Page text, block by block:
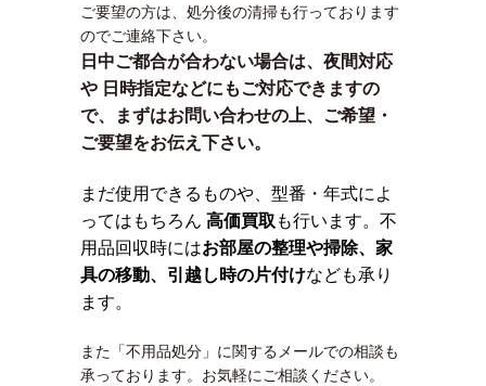
ご要望の方は、処分後の清掃も行っております
のでご連絡下さい。
日中ご都合が合わない場合は、夜間対応
や 日時指定などにもご対応できますの
で、まずはお問い合わせの上、ご希望・
ご要望をお伝え下さい。
まだ使用できるものや、型番・年式によ
ってはもちろん 高価買取 も行います。不
用品回収時にはお部屋の整理や掃除、家
具の移動、引越し時の片付けなども承り
ます。
また「不用品処分」に関するメールでの相談も
承っております。お気軽にご相談ください。